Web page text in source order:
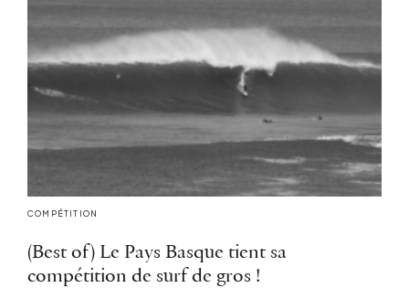
COMPÉTITION
(Best of) Le Pays Basque tient sa
compétition de surf de gros !